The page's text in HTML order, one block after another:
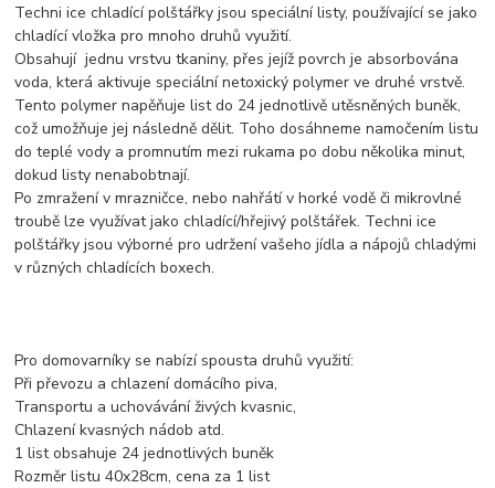
Techni ice chladící polštářky jsou speciální listy, používající se jako
chladící vložka pro mnoho druhů využití.
Obsahují jednu vrstvu tkaniny, přes jejíž povrch je absorbována
voda, která aktivuje speciální netoxický polymer ve druhé vrstvě.
Tento polymer napěňuje list do 24 jednotlivě utěsněných buněk,
což umožňuje jej následně dělit. Toho dosáhneme namočením listu
do teplé vody a promnutím mezi rukama po dobu několika minut,
dokud listy nenabobtnají.
Po zmražení v mrazničce, nebo nahřátí v horké vodě či mikrovlné
troubě lze využívat jako chladící/hřejivý polštářek. Techni ice
polštářky jsou výborné pro udržení vašeho jídla a nápojů chladými
v různých chladících boxech.
Pro domovarníky se nabízí spousta druhů využití:
Při převozu a chlazení domácího piva,
Transportu a uchovávání živých kvasnic,
Chlazení kvasných nádob atd.
1 list obsahuje 24 jednotlivých buněk
Rozměr listu 40x28cm, cena za 1 list